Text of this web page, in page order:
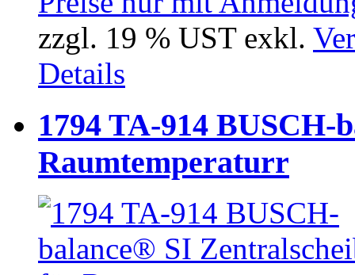
zzgl. 19 % UST exkl.
Details
1794 TA-914
Raumtemperaturr